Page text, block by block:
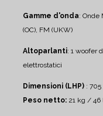
Gamme d'onda: Onde
(OC), FM (UKW)
Altoparlanti: 1 woofer
elettrostatici
Dimensioni (LHP) :
Peso netto: 21 kg / 46